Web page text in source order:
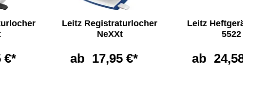
€*
Leitz Registraturlocher
NeXXt
ab 17,95 €*
Leitz Heftgerät
5522
ab 24,58 €*